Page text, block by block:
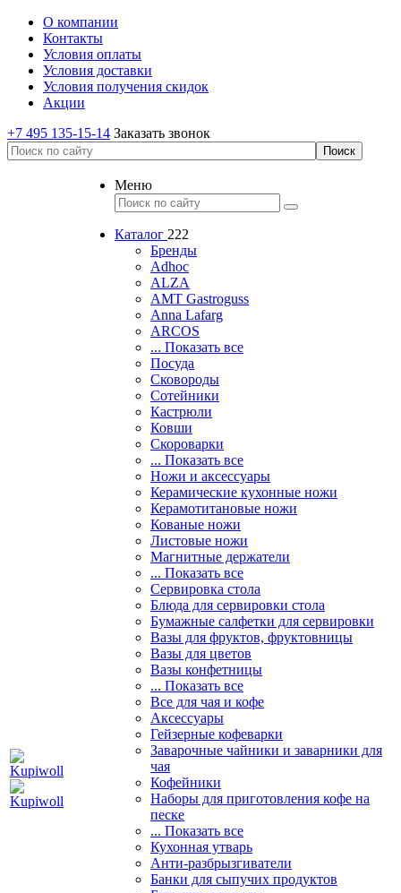
О компании
Контакты
Условия оплаты
Условия доставки
Условия получения скидок
Акции
+7 495 135-15-14 Заказать звонок
Меню
Каталог 222
Бренды
Adhoc
ALZA
AMT Gastroguss
Anna Lafarg
ARCOS
... Показать все
Посуда
Сковороды
Сотейники
Кастрюли
Ковши
Скороварки
... Показать все
Ножи и аксессуары
Керамические кухонные ножи
Керамотитановые ножи
Кованые ножи
Листовые ножи
Магнитные держатели
... Показать все
Сервировка стола
Блюда для сервировки стола
Бумажные салфетки для сервировки
Вазы для фруктов, фруктовницы
Вазы для цветов
Вазы конфетницы
... Показать все
Все для чая и кофе
Аксессуары
Гейзерные кофеварки
Заварочные чайники и заварники для
чая
Кофейники
Наборы для приготовления кофе на
песке
... Показать все
Кухонная утварь
Анти-разбрызгиватели
Банки для сыпучих продуктов